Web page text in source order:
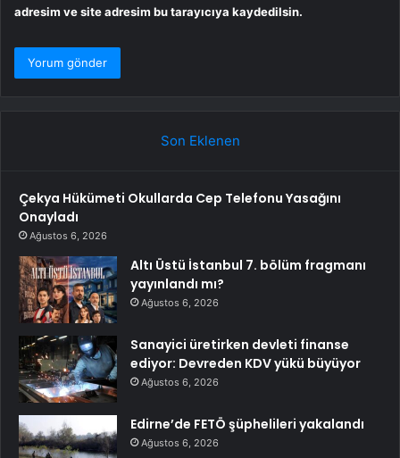
adresim ve site adresim bu tarayıcıya kaydedilsin.
Son Eklenen
Çekya Hükümeti Okullarda Cep Telefonu Yasağını
Onayladı
Ağustos 6, 2026
Altı Üstü İstanbul 7. bölüm fragmanı
yayınlandı mı?
Ağustos 6, 2026
Sanayici üretirken devleti finanse
ediyor: Devreden KDV yükü büyüyor
Ağustos 6, 2026
Edirne’de FETÖ şüphelileri yakalandı
Ağustos 6, 2026